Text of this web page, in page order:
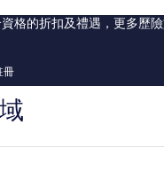
格的折扣及禮遇，更多歷
冊